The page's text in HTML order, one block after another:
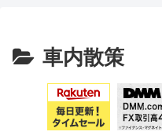
車内散策